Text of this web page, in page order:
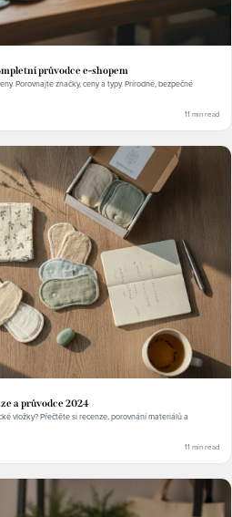
průvodce e-shopem
Porovnajte značky, ceny a typy. Prírodné, bezpečné
11 min read
a průvodce 2024
vložky? Přečtěte si recenze, porovnání materiálů a
11 min read